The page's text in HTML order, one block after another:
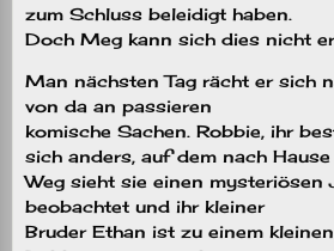
zum Schluss beleidigt haben.
Doch Meg kann sich dies nicht
Man nächsten Tag rächt er sich
von da an passieren
komische Sachen. Robbie, ihr
sich anders, auf dem nach Hause
Weg sieht sie einen mysteriösen
beobachtet und ihr kleiner
Bruder Ethan ist zu einem